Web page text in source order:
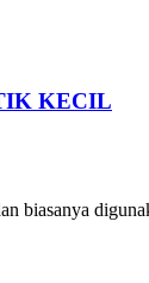
KECIL
biasanya